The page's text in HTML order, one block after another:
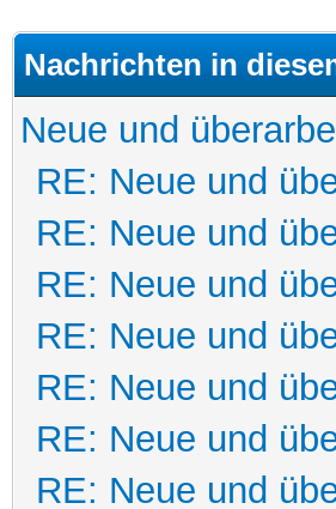
Nachrichten in
Neue und
RE: Neue und
RE: Neue und
RE: Neue und
RE: Neue und
RE: Neue und
RE: Neue und
RE: Neue und